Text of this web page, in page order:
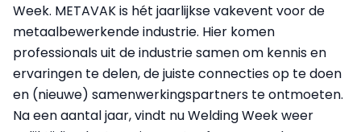
Week. METAVAK is hét jaarlijkse vakevent voor de
metaalbewerkende industrie. Hier komen
professionals uit de industrie samen om kennis en
ervaringen te delen, de juiste connecties op te doen
en (nieuwe) samenwerkingspartners te ontmoeten.
Na een aantal jaar, vindt nu Welding Week weer